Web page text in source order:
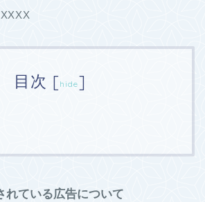
目次 [hide]
れている広告について